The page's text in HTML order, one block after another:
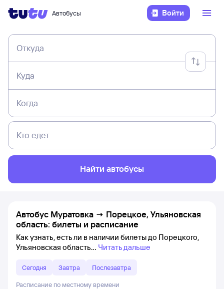
Автобусы Войти
Откуда
Куда
Когда
Кто едет
Найти автобусы
Автобус Муратовка → Порецкое, Ульяновская
область: билеты и расписание
Как узнать, есть ли в наличии билеты до Порецкого,
Ульяновская область
Читать дальше
Сегодня Завтра Послезавтра
Расписание по местному времени